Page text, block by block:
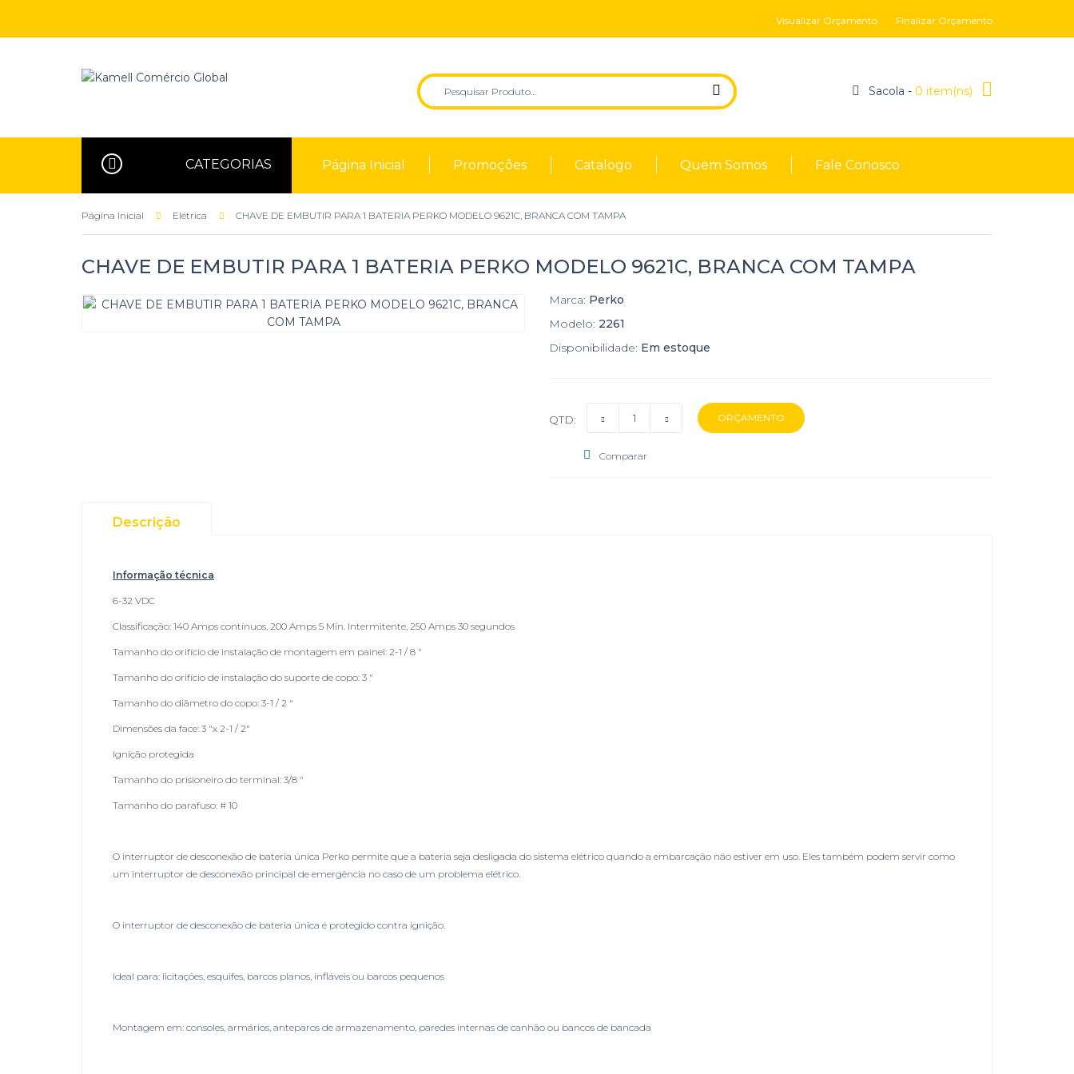
Visualizar Orçamento Finalizar Orçamento
Sacola - 0 item(ns)
CATEGORIAS Página Inicial Promoções Catalogo Quem Somos Fale Conosco
Página Inicial Elétrica CHAVE DE EMBUTIR PARA 1 BATERIA PERKO MODELO 9621C, BRANCA COM TAMPA
CHAVE DE EMBUTIR PARA 1 BATERIA PERKO MODELO 9621C, BRANCA COM TAMPA
Marca: Perko
Modelo: 2261
Disponibilidade: Em estoque
QTD:
Comparar
Descrição
Informação técnica
6-32 VDC
Classificação: 140 Amps contínuos, 200 Amps 5 Min. Intermitente, 250 Amps 30 segundos
Tamanho do orifício de instalação de montagem em painel: 2-1 / 8 "
Tamanho do orifício de instalação do suporte de copo: 3 "
Tamanho do diâmetro do copo: 3-1 / 2 "
Dimensões da face: 3 "x 2-1 / 2"
Ignição protegida
Tamanho do prisioneiro do terminal: 3/8 "
Tamanho do parafuso: # 10
O interruptor de desconexão de bateria única Perko permite que a bateria seja desligada do sistema elétrico quando a embarcação não estiver em uso. Eles também podem servir como
um interruptor de desconexão principal de emergência no caso de um problema elétrico.
O interruptor de desconexão de bateria única é protegido contra ignição.
Ideal para: licitações, esquifes, barcos planos, infláveis ou barcos pequenos
Montagem em: consoles, armários, anteparos de armazenamento, paredes internas de canhão ou bancos de bancada